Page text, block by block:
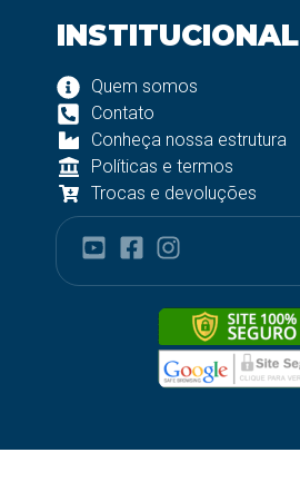
INSTITUCIONAL
Quem somos
Contato
Conheça nossa estrutura
Políticas e termos
Trocas e devoluções